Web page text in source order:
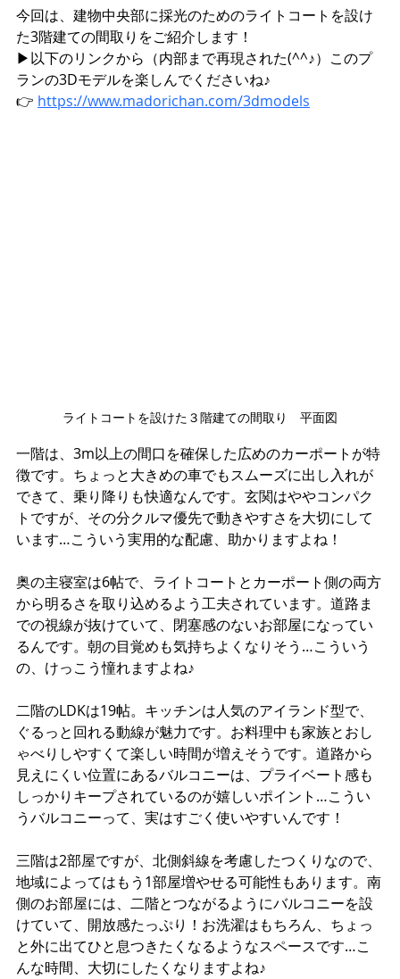
今回は、建物中央部に採光のためのライトコートを設け
た3階建ての間取りをご紹介します！
▶︎以下のリンクから（内部まで再現された(^^♪）このプ
ランの3Dモデルを楽しんでくださいね♪
👉 https://www.madorichan.com/3dmodels
ライトコートを設けた３階建ての間取り　平面図
一階は、3m以上の間口を確保した広めのカーポートが特
徴です。ちょっと大きめの車でもスムーズに出し入れが
できて、乗り降りも快適なんです。玄関はややコンパク
トですが、その分クルマ優先で動きやすさを大切にして
います…こういう実用的な配慮、助かりますよね！
奥の主寝室は6帖で、ライトコートとカーポート側の両方
から明るさを取り込めるよう工夫されています。道路ま
での視線が抜けていて、閉塞感のないお部屋になってい
るんです。朝の目覚めも気持ちよくなりそう…こういう
の、けっこう憧れますよね♪
二階のLDKは19帖。キッチンは人気のアイランド型で、
ぐるっと回れる動線が魅力です。お料理中も家族とおし
ゃべりしやすくて楽しい時間が増えそうです。道路から
見えにくい位置にあるバルコニーは、プライベート感も
しっかりキープされているのが嬉しいポイント…こうい
うバルコニーって、実はすごく使いやすいんです！
三階は2部屋ですが、北側斜線を考慮したつくりなので、
地域によってはもう1部屋増やせる可能性もあります。南
側のお部屋には、二階とつながるようにバルコニーを設
けていて、開放感たっぷり！お洗濯はもちろん、ちょっ
と外に出てひと息つきたくなるようなスペースです…こ
んな時間、大切にしたくなりますよね♪